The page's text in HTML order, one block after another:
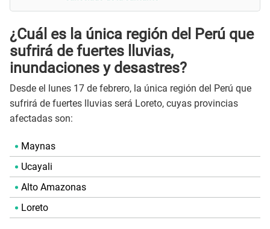
¿Cuál es la única región del Perú que
sufrirá de fuertes lluvias,
inundaciones y desastres?
Desde el lunes 17 de febrero, la única región del Perú que
sufrirá de fuertes lluvias será Loreto, cuyas provincias
afectadas son:
Maynas
Ucayali
Alto Amazonas
Loreto